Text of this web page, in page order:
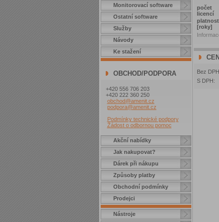
Monitorovací software
Ostatní software
Služby
Návody
Ke stažení
OBCHOD/PODPORA
+420 556 706 203
+420 222 360 250
obchod@amenit.cz
podpora@amenit.cz
Podmínky technické podpory
Žádost o odbornou pomoc
Akční nabídky
Jak nakupovat?
Dárek při nákupu
Způsoby platby
Obchodní podmínky
Prodejci
Nástroje
počet
licencí
platnost
[roky]
Bez
S DPH: